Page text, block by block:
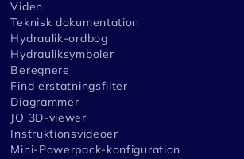
Viden
Teknisk dokumentation
Hydraulik-ordbog
Hydrauliksymboler
Beregnere
Find erstatningsfilter
Diagrammer
JO 3D-viewer
Instruktionsvideoer
Mini-Powerpack-konfiguration